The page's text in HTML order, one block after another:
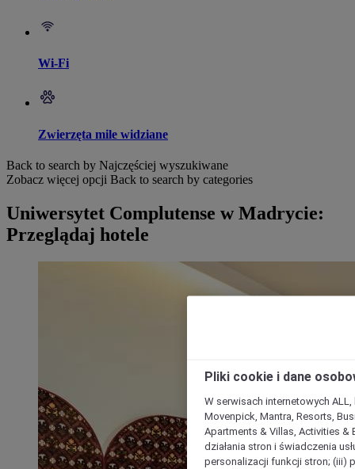
Wi-Fi
Zwierzęta mile widziane
Back to search by Najczęściej wyszukiwane
Zobacz więcej opcji Back to search by categories
Uniwersytet Complutense w Madrycie:
Przeglądaj hotele
Pliki cookie i dane
W serwisach internetowych
Movenpick, Mantra, Resorts,
Apartments & Villas, Activities &
działania stron i świadczenia
personalizacji funkcji stron; (iii)